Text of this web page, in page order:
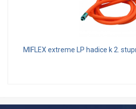
MIFLEX extreme LP hadice k 2.